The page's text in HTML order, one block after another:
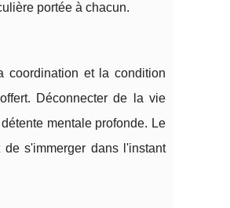
portée à chacun.
coordination et la condition
Déconnecter de la vie
mentale profonde. Le
s'immerger dans l'instant